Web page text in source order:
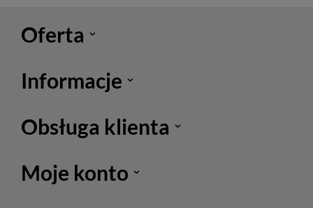
Oferta
Informacje
Obsługa klienta
Moje konto